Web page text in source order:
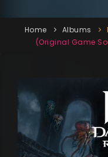
Home Albums
(Original Game